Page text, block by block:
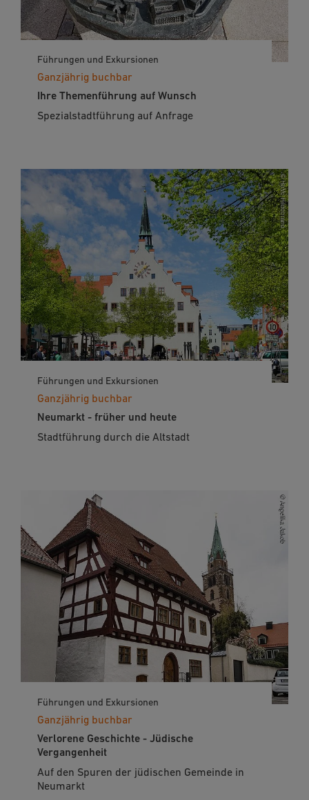
Führungen und Exkursionen
Ganzjährig buchbar
Ihre Themenführung auf Wunsch
Spezialstadtführung auf Anfrage
Führungen und Exkursionen
Ganzjährig buchbar
Neumarkt - früher und heute
Stadtführung durch die Altstadt
Führungen und Exkursionen
Ganzjährig buchbar
Verlorene Geschichte - Jüdische
Vergangenheit
Auf den Spuren der jüdischen Gemeinde in
Neumarkt